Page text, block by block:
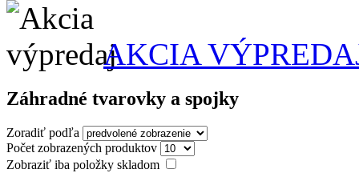
AKCIA
Záhradné tvarovky a spojky
Zoradiť podľa
Počet zobrazených produktov
Zobraziť iba položky skladom